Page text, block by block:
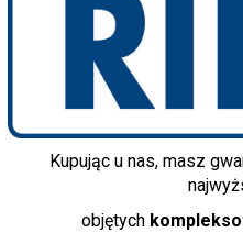
Kupując u nas, masz
objętych